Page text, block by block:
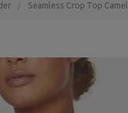
Seamless Crop Top